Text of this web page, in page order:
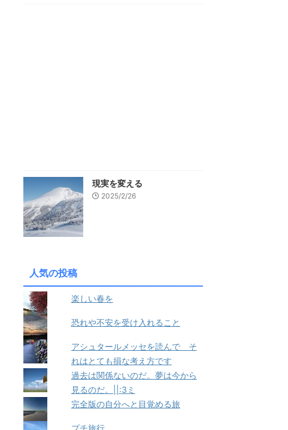
現実を変える
2025/2/26
人気の投稿
楽しい春を
恐れや不安を受け入れること
アシュタールメッセを読んで そ
れはとても損な考え方です
過去は関係ないのだ。夢は今から
見るのだ。||:3ミ
完全版の自分へと目覚める旅
プチ旅行